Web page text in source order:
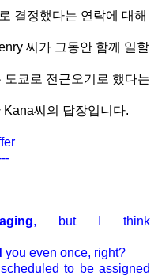
결정했다는 연락에 대해
씨가 그동안 함께 일할
쿄로 전근오기로 했다는
씨의 답장입니다.
, but I think
you even once, right?
to be assigned